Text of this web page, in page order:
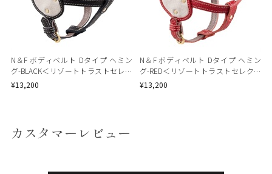
N＆F ボディベルト Dタイプ ヘミン
グ-BLACK＜リゾートトラストセレク
ション＞
¥13,200
N＆F ボディベルト Dタイプ ヘミン
グ-RED＜リゾートトラストセレクシ
ョン＞
¥13,200
カスタマーレビュー